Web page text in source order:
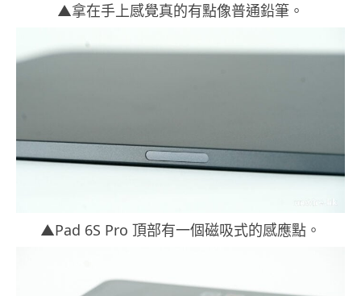
▲拿在手上感覺真的有點像普通鉛筆。
▲Pad 6S Pro 頂部有一個磁吸式的感應點。